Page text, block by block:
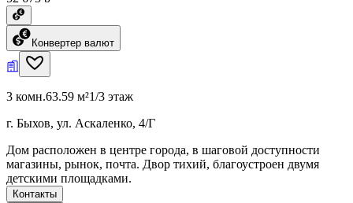
Конвертер валют
3 комн.63.59 м²1/3 этаж
г. Быхов, ул. Аскаленко, 4/Г
Дом расположен в центре города, в шаговой доступности
магазины, рынок, почта. Двор тихий, благоустроен двумя
детскими площадками.
Контакты